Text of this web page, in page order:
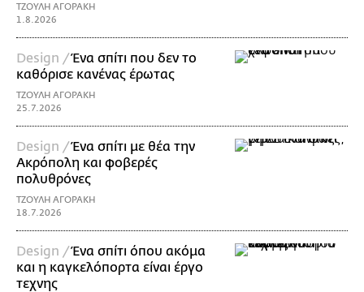
ΤΖΟΥΛΗ ΑΓΟΡΑΚΗ
1.8.2026
Design /Ένα σπίτι που δεν το
καθόρισε κανένας έρωτας
ΤΖΟΥΛΗ ΑΓΟΡΑΚΗ
25.7.2026
Design /Ένα σπίτι με θέα την
Ακρόπολη και φοβερές
πολυθρόνες
ΤΖΟΥΛΗ ΑΓΟΡΑΚΗ
18.7.2026
Design /Ένα σπίτι όπου ακόμα
και η καγκελόπορτα είναι έργο
τεχνης